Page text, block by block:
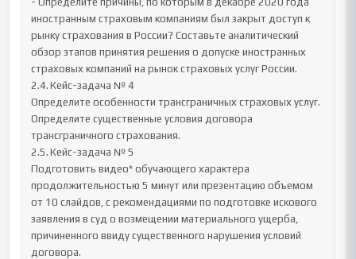
иностранным страховым компаниям был закрыт доступ к
рынку страхования в России? Составьте аналитический
обзор этапов принятия решения о допуске иностранных
страховых компаний на рынок страховых услуг России.
2.4.	Кейс-задача № 4
Определите особенности трансграничных страховых услуг.
Определите существенные условия договора
трансграничного страхования.
2.5.	Кейс-задача № 5
Подготовить видео* обучающего характера
продолжительностью 5 минут или презентацию объемом
от 10 слайдов, с рекомендациями по подготовке искового
заявления в суд о возмещении материального ущерба,
причиненного ввиду существенного нарушения условий
договора.